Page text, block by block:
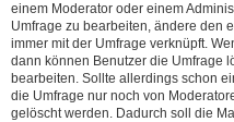
einem Moderator oder einem
Umfrage zu bearbeiten, ändere den
immer mit der Umfrage verknüpft.
dann können Benutzer die Umfrage
bearbeiten. Sollte allerdings schon
die Umfrage nur noch von
gelöscht werden. Dadurch soll die